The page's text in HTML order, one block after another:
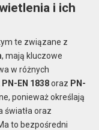
i ich
te związane z
, mają kluczowe
w różnych
PN-EN 1838oraz PN-
ponieważ określają
światła oraz
to bezpośredni